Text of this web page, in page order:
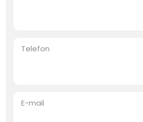
Telefon
E-mail